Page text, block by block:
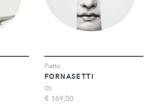
Piatto
FORNASETTI
OS
€ 169,00